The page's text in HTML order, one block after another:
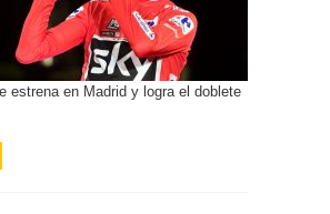
estrena en Madrid y logra el doblete